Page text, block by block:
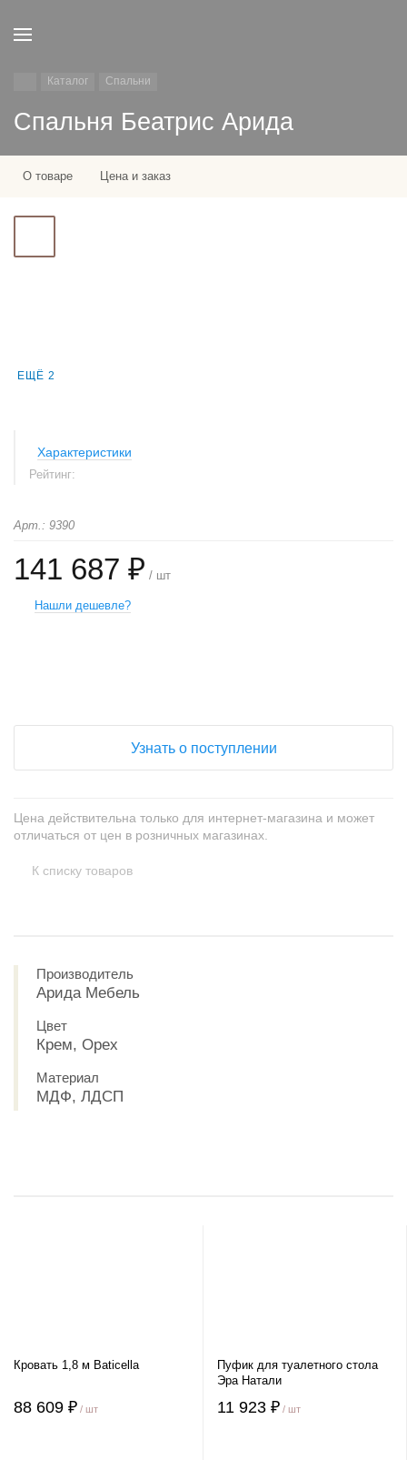
Каталог Спальни
Спальня Беатрис Арида
О товаре Цена и заказ
ЕЩЁ 2
Характеристики
Рейтинг:
Арт.: 9390
141 687 ₽ / шт
Нашли дешевле?
Узнать о поступлении
Цена действительна только для интернет-магазина и может
отличаться от цен в розничных магазинах.
К списку товаров
Производитель
Арида Мебель
Цвет
Крем, Орех
Материал
МДФ, ЛДСП
Кровать 1,8 м Baticella
88 609 ₽ / шт
Пуфик для туалетного стола
Эра Натали
11 923 ₽ / шт